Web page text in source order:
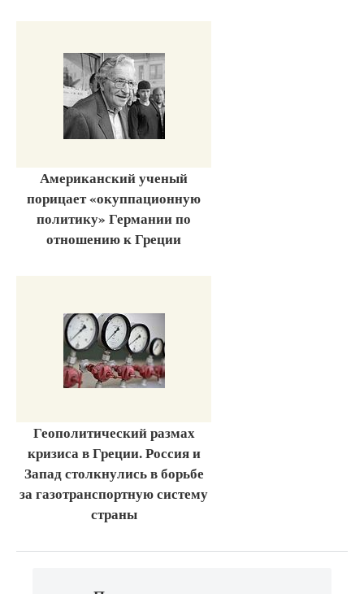
Американский ученый
порицает «окуппационную
политику» Германии по
отношению к Греции
Геополитический размах
кризиса в Греции. Россия и
Запад столкнулись в борьбе
за газотранспортную систему
страны